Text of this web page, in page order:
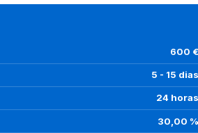
600 €
5 - 15 dias
24 horas
30,00 %